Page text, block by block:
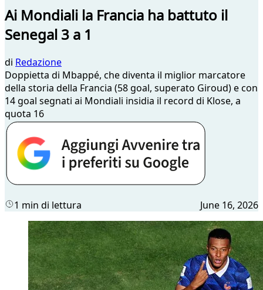
Ai Mondiali la Francia ha battuto il
Senegal 3 a 1
di Redazione
Doppietta di Mbappé, che diventa il miglior marcatore
della storia della Francia (58 goal, superato Giroud) e con
14 goal segnati ai Mondiali insidia il record di Klose, a
quota 16
1 min di lettura June 16, 2026